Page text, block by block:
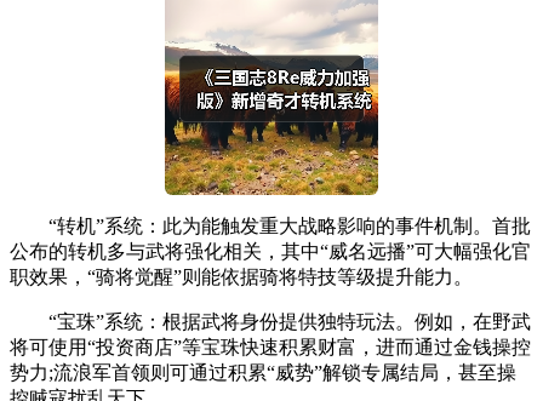
“转机”系统：此为能触发重大战略影响的事件机制。首批
公布的转机多与武将强化相关，其中“威名远播”可大幅强化官
职效果，“骑将觉醒”则能依据骑将特技等级提升能力。
“宝珠”系统：根据武将身份提供独特玩法。例如，在野武
将可使用“投资商店”等宝珠快速积累财富，进而通过金钱操控
势力;流浪军首领则可通过积累“威势”解锁专属结局，甚至操